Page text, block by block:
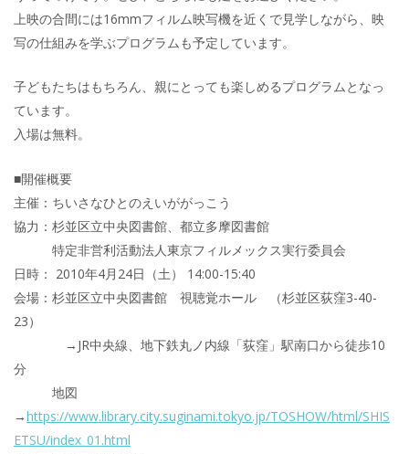
上映の合間には16mmフィルム映写機を近くで見学しながら、映
写の仕組みを学ぶプログラムも予定しています。
子どもたちはもちろん、親にとっても楽しめるプログラムとなっ
ています。
入場は無料。
■開催概要
主催：ちいさなひとのえいががっこう
協力：杉並区立中央図書館、都立多摩図書館
特定非営利活動法人東京フィルメックス実行委員会
日時： 2010年4月24日（土） 14:00-15:40
会場：杉並区立中央図書館 視聴覚ホール （杉並区荻窪3-40-
23）
→JR中央線、地下鉄丸ノ内線「荻窪」駅南口から徒歩10
分
地図
→https://www.library.city.suginami.tokyo.jp/TOSHOW/html/SHIS
ETSU/index_01.html